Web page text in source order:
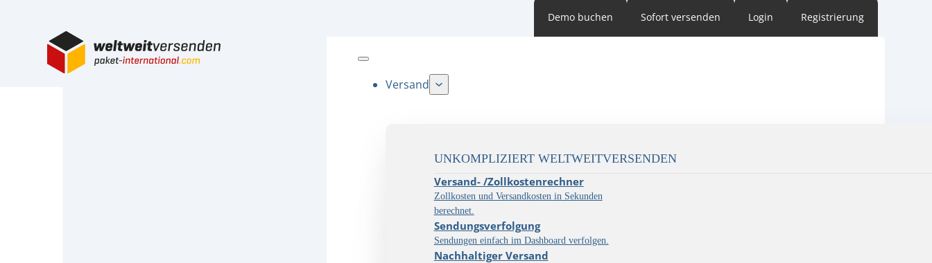
Versand
UNKOMPLIZIERT WELTWEITVERSENDEN
Versand- /Zollkostenrechner
Zollkosten und Versandkosten in Sekunden
berechnet.
Sendungsverfolgung
Sendungen einfach im Dashboard verfolgen.
Nachhaltiger Versand
Demo buchen Sofort versenden Login Registrierung